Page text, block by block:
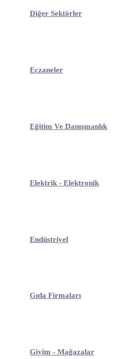
Diğer Sektörler
Eczaneler
Eğitim Ve Danışmanlık
Elektrik - Elektronik
Endüstriyel
Gıda Firmaları
Giyim - Mağazalar